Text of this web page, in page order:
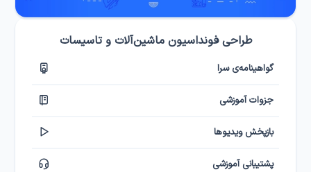
طراحی فونداسیون ماشین‌آلات و تاسیسات
گواهینامه‌ی سرا
جزوات آموزشی
بازپخش ویدیوها
پشتیبانی آموزشی